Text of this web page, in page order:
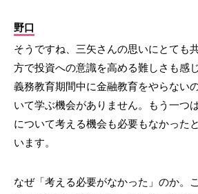
野口
そうですね、三矢さんの思いにとても
方で投資への意識を高める難しさも感
義務教育期間中に金融教育をやらない
いて学ぶ機会がありません。もう一つ
について考える機会も必要もなかった
います。
なぜ「考える必要がなかった」のか。